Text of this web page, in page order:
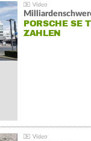
PORSCHE SE
ZAHLEN